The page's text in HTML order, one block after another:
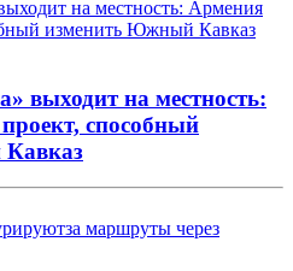
выходит на местность:
способный